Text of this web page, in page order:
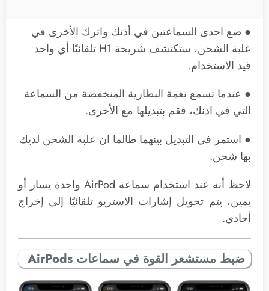
● ضع احدى السماعتين في أذنك واترك الأخرى في
علبة الشحن، ستكتشف شريحة H1 تلقائيًا أي واحد
قيد الاستخدام.
● عندما تسمع نغمة البطارية المنخفضة من السماعة
التي في اذنك، فقم بتبديلها مع الأخرى.
● استمر في التبديل بينهما طالما ان علبة الشحن لديك
بها شحن.
لاحظ أنه عند استخدام سماعة AirPod واحدة يسار أو
يمين، يتم تحويل إشارات الاستريو تلقائيًا إلى إخراج
أحادي.
ضبط مستشعر القوة في سماعات AirPods